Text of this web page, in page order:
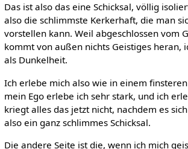
Das ist also das eine Schicksal, völlig
also die schlimmste Kerkerhaft, die man
vorstellen kann. Weil abgeschlossen vom
kommt von außen nichts Geistiges heran,
als Dunkelheit.
Ich erlebe mich also wie in einem
mein Ego erlebe ich sehr stark, und ich
kriegt alles das jetzt nicht, nachdem es
also ein ganz schlimmes Schicksal.
Die andere Seite ist die, wenn ich mich